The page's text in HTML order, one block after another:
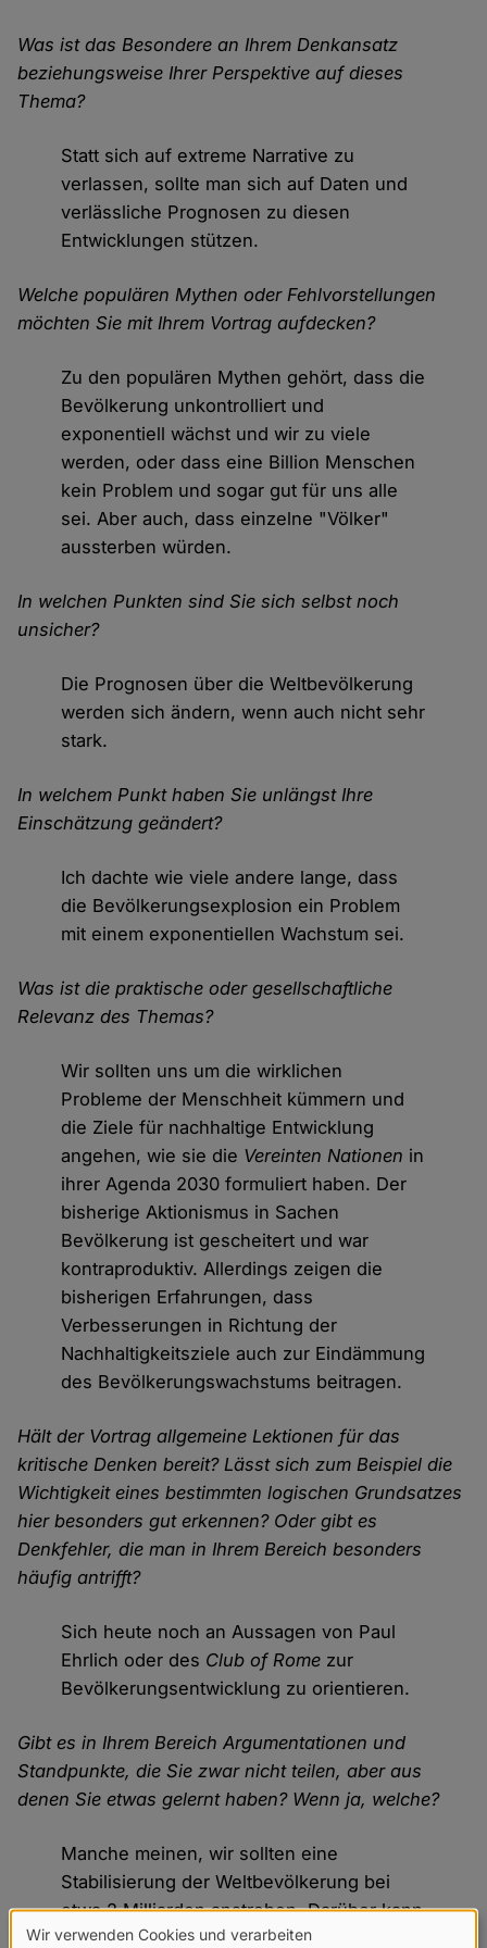
Was ist das Besondere an Ihrem Denkansatz
beziehungsweise Ihrer Perspektive auf dieses
Thema?
Statt sich auf extreme Narrative zu
verlassen, sollte man sich auf Daten und
verlässliche Prognosen zu diesen
Entwicklungen stützen.
Welche populären Mythen oder Fehlvorstellungen
möchten Sie mit Ihrem Vortrag aufdecken?
Zu den populären Mythen gehört, dass die
Bevölkerung unkontrolliert und
exponentiell wächst und wir zu viele
werden, oder dass eine Billion Menschen
kein Problem und sogar gut für uns alle
sei. Aber auch, dass einzelne "Völker"
aussterben würden.
In welchen Punkten sind Sie sich selbst noch
unsicher?
Die Prognosen über die Weltbevölkerung
werden sich ändern, wenn auch nicht sehr
stark.
In welchem Punkt haben Sie unlängst Ihre
Einschätzung geändert?
Ich dachte wie viele andere lange, dass
die Bevölkerungsexplosion ein Problem
mit einem exponentiellen Wachstum sei.
Was ist die praktische oder gesellschaftliche
Relevanz des Themas?
Wir sollten uns um die wirklichen
Probleme der Menschheit kümmern und
die Ziele für nachhaltige Entwicklung
angehen, wie sie die Vereinten Nationen in
ihrer Agenda 2030 formuliert haben. Der
bisherige Aktionismus in Sachen
Bevölkerung ist gescheitert und war
kontraproduktiv. Allerdings zeigen die
bisherigen Erfahrungen, dass
Verbesserungen in Richtung der
Nachhaltigkeitsziele auch zur Eindämmung
des Bevölkerungswachstums beitragen.
Hält der Vortrag allgemeine Lektionen für das
kritische Denken bereit? Lässt sich zum Beispiel die
Wichtigkeit eines bestimmten logischen Grundsatzes
hier besonders gut erkennen? Oder gibt es
Denkfehler, die man in Ihrem Bereich besonders
häufig antrifft?
Sich heute noch an Aussagen von Paul
Ehrlich oder des Club of Rome zur
Bevölkerungsentwicklung zu orientieren.
Gibt es in Ihrem Bereich Argumentationen und
Standpunkte, die Sie zwar nicht teilen, aber aus
denen Sie etwas gelernt haben? Wenn ja, welche?
Manche meinen, wir sollten eine
Stabilisierung der Weltbevölkerung bei
etwa 2 Milliarden anstreben. Darüber kann
man diskutieren, sofern ein solcher
Wir verwenden Cookies und verarbeiten